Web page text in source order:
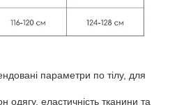
параметри по тілу, для
одягу, еластичність тканини та